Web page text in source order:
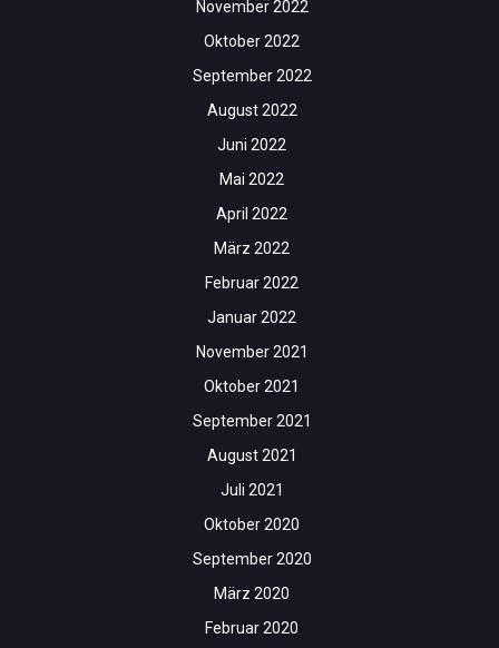
November 2022
Oktober 2022
September 2022
August 2022
Juni 2022
Mai 2022
April 2022
März 2022
Februar 2022
Januar 2022
November 2021
Oktober 2021
September 2021
August 2021
Juli 2021
Oktober 2020
September 2020
März 2020
Februar 2020